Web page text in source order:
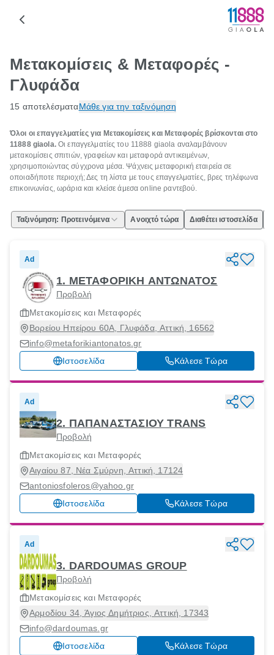
Μετακομίσεις & Μεταφορές -
Γλυφάδα
15 αποτελέσματαΜάθε για την ταξινόμηση
Όλοι οι επαγγελματίες για Μετακομίσεις και Μεταφορές βρίσκονται στο
11888 giaola.Οι επαγγελματίες του 11888 giaola αναλαμβάνουν
μετακομίσεις σπιτιών, γραφείων και μεταφορά αντικειμένων,
χρησιμοποιώντας σύγχρονα μέσα. Ψάχνεις μεταφορική εταιρεία σε
οποιαδήποτε περιοχή; Δες τη λίστα με τους επαγγελματίες, βρες τηλέφωνα
επικοινωνίας, ωράρια και κλείσε άμεσα online ραντεβού.
Ταξινόμηση: Προτεινόμενα Ανοιχτό τώρα Διαθέτει ιστοσελίδα
Ad
1. ΜΕΤΑΦΟΡΙΚΗ ΑΝΤΩΝΑΤΟΣ
Προβολή
Μετακομίσεις και Μεταφορές
Βορείου Ηπείρου 60Α, Γλυφάδα, Αττική, 16562
info@metaforikiantonatos.gr
Ιστοσελίδα
Κάλεσε Τώρα
Ad
2. ΠΑΠΑΝΑΣΤΑΣΙΟΥ TRANS
Προβολή
Μετακομίσεις και Μεταφορές
Αιγαίου 87, Νέα Σμύρνη, Αττική, 17124
antoniosfoleros@yahoo.gr
Ιστοσελίδα
Κάλεσε Τώρα
Ad
3. DARDOUMAS GROUP
Προβολή
Μετακομίσεις και Μεταφορές
Αρμοδίου 34, Άγιος Δημήτριος, Αττική, 17343
info@dardoumas.gr
Ιστοσελίδα
Κάλεσε Τώρα